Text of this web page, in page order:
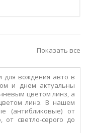
Показать все
для вождения авто в
и днем актуальны
цветом линз, а
линз. В нашем
(антибликовые) от
от светло-серого до